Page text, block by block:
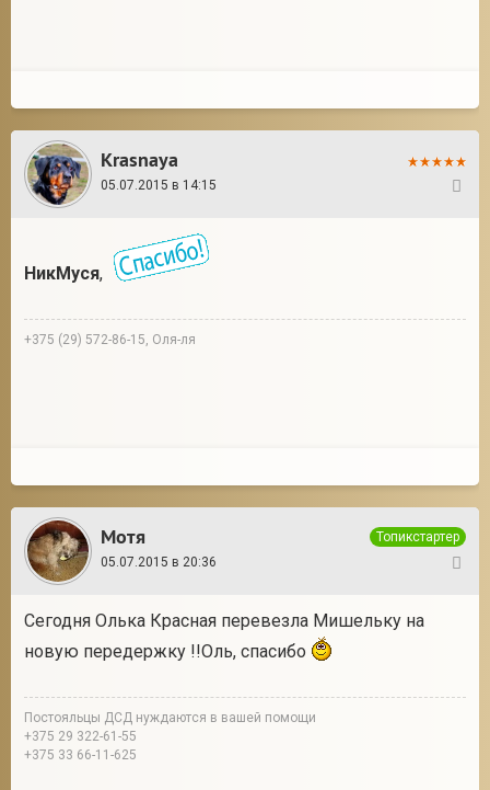
Krasnaya
05.07.2015 в 14:15
НикМуся,
+375 (29) 572-86-15, Оля-ля
Мотя
Топикстартер
05.07.2015 в 20:36
Cегодня Олька Красная перевезла Мишельку на
новую передержку !!Оль, спасибо
Постояльцы ДСД нуждаются в вашей помощи
+375 29 322-61-55
+375 33 66-11-625